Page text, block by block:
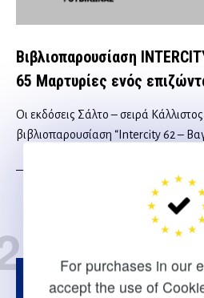
For purchases in our
accept the use of
Βιβλιοπαρουσίαση
65 Μαρτυρίες ενός
Οι εκδόσεις Σάλτο – σειρά
βιβλιοπαρουσίαση “Intercity 62 –
05